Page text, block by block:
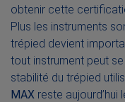
obtenir cette
Plus les instruments
trépied devient
tout instrument peut
stabilité du trépied
MAX reste